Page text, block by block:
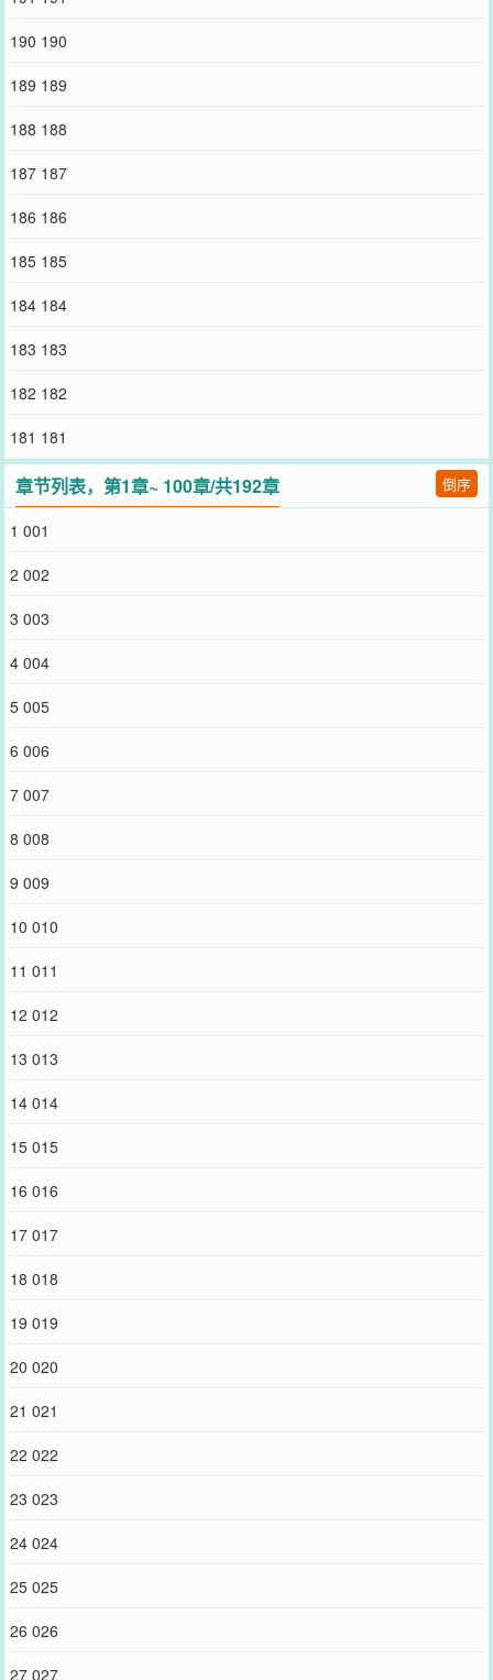
成为他的妾。后来她回归豪门，成为顶级豪门的千金小姐，所有人又
有人说的是，苏文娴和蒋希慎这两位大佬什么时候会有合作？港城房
高跟鞋卡在了地板缝里，正要扶着旁边的保镖将鞋子脱掉，却见正在
里，把鞋子重新给她穿上。众人这才惊觉，这两位港城房地产大佬竟
资料还是查不全，为了剧情顺滑，就当架空来看吧。作者不是香港
*《港城开局我成了小妾》开局穿成了五十年代香江大佬周熹年的小
那就……先享用一下？试用结果果然身心舒畅，但碍于现在她的身份
时代打工人，当妾的时候就好好干，让开工资的老板身心愉悦。但私
附男人的小妾到商行高级经理人的转变。挥一挥手，跟周熹年say拜
静和已经成为地产公司的董事长，拎着一皮箱的现金去找周熹年买地
起，谁能买得起首富啊？周熹年扯下领领带，开始解衬衫扣子：“或者
你也可以先亲自体验一下。”这……那就再享受一下？*开局穿成港城
大佬的小妾。结尾我成为了港城大佬。
您要是觉得《五零香江豪门生存法则》还不错的话请不要忘记向您QQ
群和微博微信里的朋友推荐哦！
190 190
189 189
188 188
187 187
186 186
185 185
184 184
183 183
182 182
181 181
章节列表，第1章~ 100章/共192章 倒序
1 001
2 002
3 003
4 004
5 005
6 006
7 007
8 008
9 009
10 010
11 011
12 012
13 013
14 014
15 015
16 016
17 017
18 018
19 019
20 020
21 021
22 022
23 023
24 024
25 025
26 026
27 027